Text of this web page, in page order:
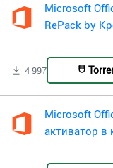
Microsoft
RePack by
4 997
Microsoft
активатор в